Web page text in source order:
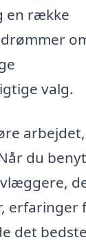
en række
valg.
arbejdet,
du
erfaringer
det bedste